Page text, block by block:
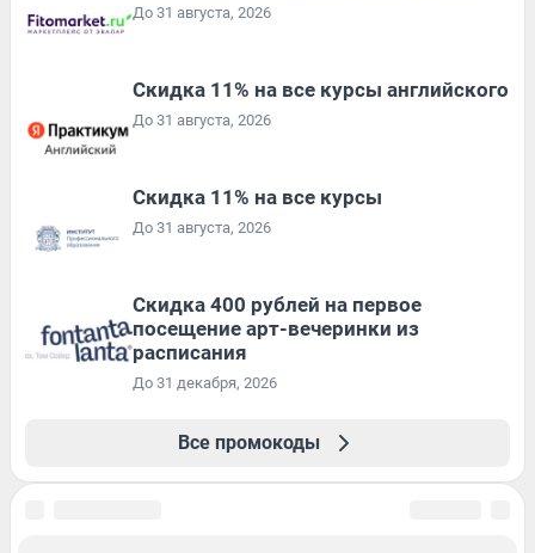
До 31 августа, 2026
Скидка 11% на все курсы английского
До 31 августа, 2026
Скидка 11% на все курсы
До 31 августа, 2026
Cкидка 400 рублей на первое
посещение арт-вечеринки из
расписания
До 31 декабря, 2026
Все промокоды